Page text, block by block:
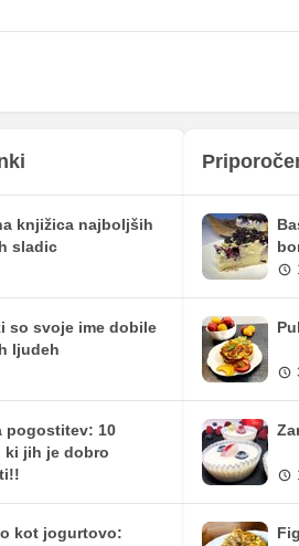
5.52 mg 16.5 mg
29.71 mg 88.75 mg
0 mg 0 mg
2.18 mg 6.5 mg
0 mg
6.25 mg
knjižica najboljših
sladic
so svoje ime dobile
ljudeh
pogostitev: 10
ki jih je dobro
kot jogurtovo: